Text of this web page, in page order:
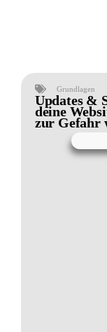
Grundlagen
Updates &
deine
zur Gefahr